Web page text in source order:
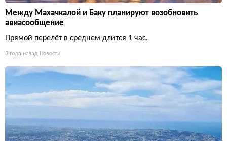
Между Махачкалой и Баку планируют возобновить
авиасообщение
Прямой перелёт в среднем длится 1 час.
3 года назад Новости